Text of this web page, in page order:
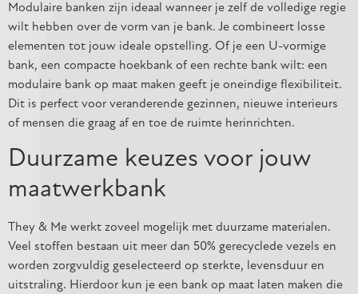
Modulaire banken zijn ideaal wanneer je zelf de volledige regie
wilt hebben over de vorm van je bank. Je combineert losse
elementen tot jouw ideale opstelling. Of je een U-vormige
bank, een compacte hoekbank of een rechte bank wilt: een
modulaire bank op maat maken geeft je oneindige flexibiliteit.
Dit is perfect voor veranderende gezinnen, nieuwe interieurs
of mensen die graag af en toe de ruimte herinrichten.
Duurzame keuzes voor jouw
maatwerkbank
They & Me werkt zoveel mogelijk met duurzame materialen.
Veel stoffen bestaan uit meer dan 50% gerecyclede vezels en
worden zorgvuldig geselecteerd op sterkte, levensduur en
uitstraling. Hierdoor kun je een bank op maat laten maken die